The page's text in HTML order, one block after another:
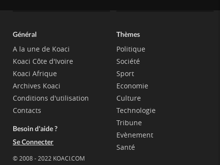
Général
A la une de Koaci
Koaci Côte d'Ivoire
Koaci Afrique
Archives Koaci
Conditions d'utilisation
Contacts
Besoin d'aide ?
Se Connecter
© 2008 - 2022 KOACI.COM
Thèmes
Politique
Société
Sport
Economie
Culture
Technologie
Tribune
Evènement
Santé